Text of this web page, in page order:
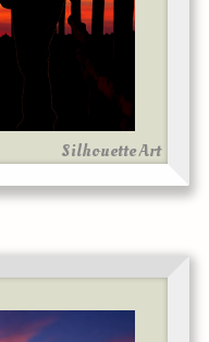
Silhouette Art